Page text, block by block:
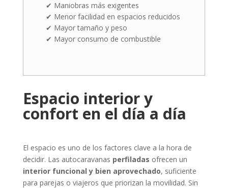
✔ Maniobras más exigentes
✔ Menor facilidad en espacios reducidos
✔ Mayor tamaño y peso
✔ Mayor consumo de combustible
Espacio interior y
confort en el día a día
El espacio es uno de los factores clave a la hora de
decidir. Las autocaravanas perfiladas ofrecen un
interior funcional y bien aprovechado, suficiente
para parejas o viajeros que priorizan la movilidad. Sin